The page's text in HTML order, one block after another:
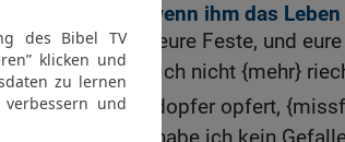
ist wertlos, wenn ihm das
ich verwerfe eure Feste, und eure
kann ich nicht {mehr}
ihr mir Brandopfer opfert,